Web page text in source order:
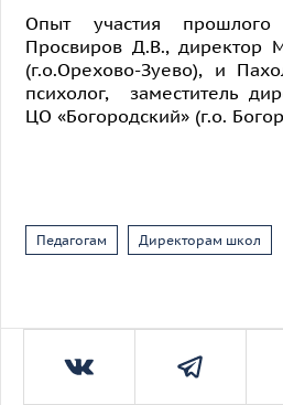
Опыт участия прошлого
Просвиров Д.В.,
(г.о.Орехово-Зуево), и
психолог, заместитель
ЦО «Богородский» (г.о.
Педагогам Директорам школ